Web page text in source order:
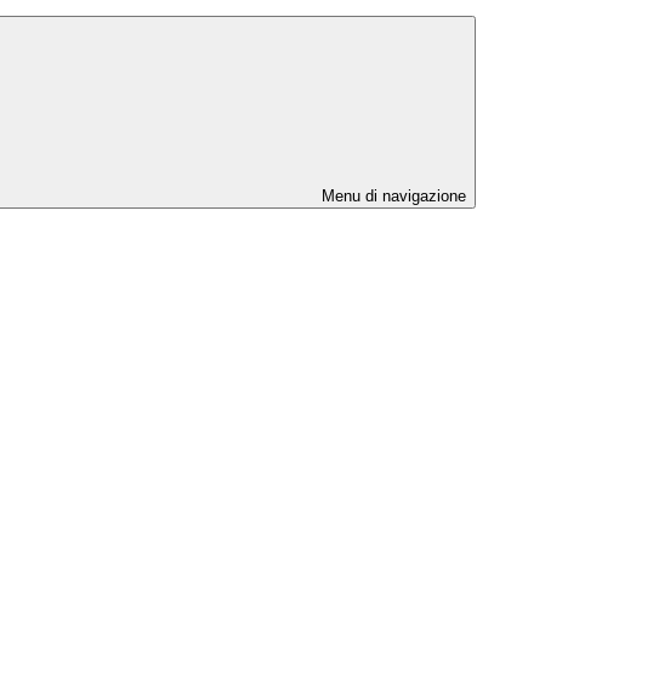
Menu di navigazione